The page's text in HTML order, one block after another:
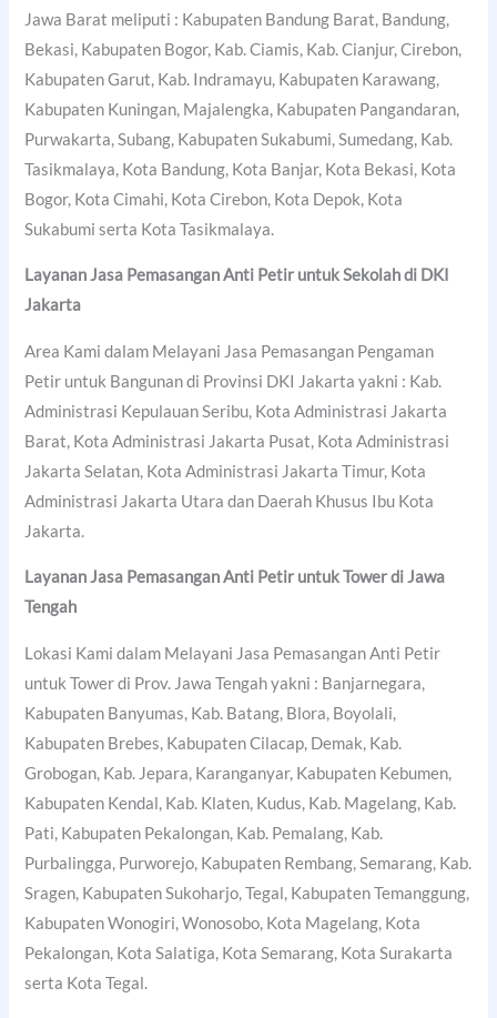
Jawa Barat meliputi : Kabupaten Bandung Barat, Bandung,
Bekasi, Kabupaten Bogor, Kab. Ciamis, Kab. Cianjur, Cirebon,
Kabupaten Garut, Kab. Indramayu, Kabupaten Karawang,
Kabupaten Kuningan, Majalengka, Kabupaten Pangandaran,
Purwakarta, Subang, Kabupaten Sukabumi, Sumedang, Kab.
Tasikmalaya, Kota Bandung, Kota Banjar, Kota Bekasi, Kota
Bogor, Kota Cimahi, Kota Cirebon, Kota Depok, Kota
Sukabumi serta Kota Tasikmalaya.
Layanan Jasa Pemasangan Anti Petir untuk Sekolah di DKI
Jakarta
Area Kami dalam Melayani Jasa Pemasangan Pengaman
Petir untuk Bangunan di Provinsi DKI Jakarta yakni : Kab.
Administrasi Kepulauan Seribu, Kota Administrasi Jakarta
Barat, Kota Administrasi Jakarta Pusat, Kota Administrasi
Jakarta Selatan, Kota Administrasi Jakarta Timur, Kota
Administrasi Jakarta Utara dan Daerah Khusus Ibu Kota
Jakarta.
Layanan Jasa Pemasangan Anti Petir untuk Tower di Jawa
Tengah
Lokasi Kami dalam Melayani Jasa Pemasangan Anti Petir
untuk Tower di Prov. Jawa Tengah yakni : Banjarnegara,
Kabupaten Banyumas, Kab. Batang, Blora, Boyolali,
Kabupaten Brebes, Kabupaten Cilacap, Demak, Kab.
Grobogan, Kab. Jepara, Karanganyar, Kabupaten Kebumen,
Kabupaten Kendal, Kab. Klaten, Kudus, Kab. Magelang, Kab.
Pati, Kabupaten Pekalongan, Kab. Pemalang, Kab.
Purbalingga, Purworejo, Kabupaten Rembang, Semarang, Kab.
Sragen, Kabupaten Sukoharjo, Tegal, Kabupaten Temanggung,
Kabupaten Wonogiri, Wonosobo, Kota Magelang, Kota
Pekalongan, Kota Salatiga, Kota Semarang, Kota Surakarta
serta Kota Tegal.